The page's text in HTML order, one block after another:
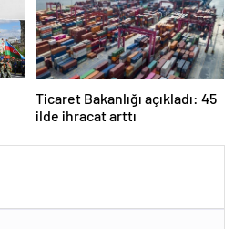
Ticaret Bakanlığı açıkladı: 45
ilde ihracat arttı